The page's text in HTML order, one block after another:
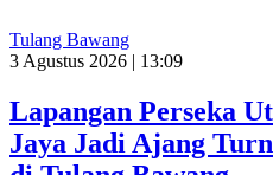
Tulang Bawang
3 Agustus 2026 | 13:09
Lapangan Perseka
Jaya Jadi Ajang